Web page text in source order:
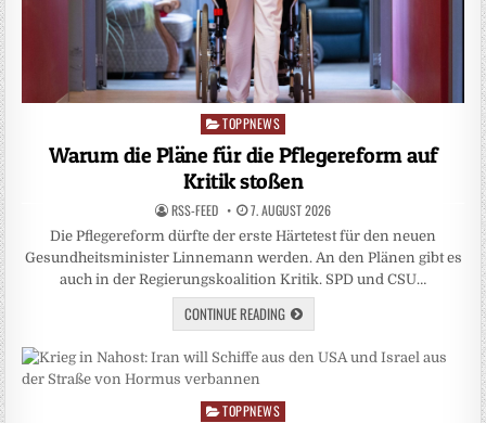
Posted
TOPPNEWS
Warum die Pläne für die Pflegereform auf
Kritik stoßen
RSS-FEED 7. AUGUST 2026
Die Pflegereform dürfte der erste Härtetest für den neuen
Gesundheitsminister Linnemann werden. An den Plänen gibt es
auch in der Regierungskoalition Kritik. SPD und CSU…
CONTINUE READING
Posted
TOPPNEWS